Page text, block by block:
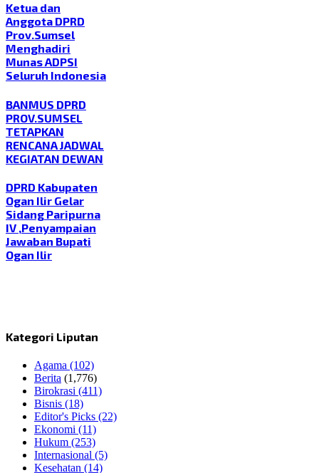
Ketua dan
Anggota DPRD
Prov.Sumsel
Menghadiri
Munas ADPSI
Seluruh Indonesia
BANMUS DPRD
PROV.SUMSEL
TETAPKAN
RENCANA JADWAL
KEGIATAN DEWAN
DPRD Kabupaten
Ogan Ilir Gelar
Sidang Paripurna
IV ,Penyampaian
Jawaban Bupati
Ogan Ilir
Kategori Liputan
Agama (102)
Berita (1,776)
Birokrasi (411)
Bisnis (18)
Editor's Picks (22)
Ekonomi (11)
Hukum (253)
Internasional (5)
Kesehatan (14)